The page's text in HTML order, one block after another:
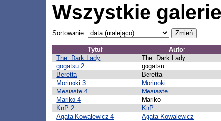
Wszystkie
Sortowanie:
Tytuł
Autor
The: Dark Lady
The: Dark Lady
gogatsu 2
gogatsu
Beretta
Beretta
Morinoki 3
Morinoki
Mesiaste 4
Mesiaste
Mariko 4
Mariko
KnP 2
KnP
Agata Kowalewicz 4
Agata Kowalewicz